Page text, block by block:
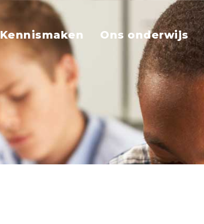
Kennismaken Ons onderwijs